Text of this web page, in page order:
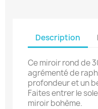
Description
Ce miroir rond de
agrémenté de
profondeur et un
Faites entrer le
miroir bohème.